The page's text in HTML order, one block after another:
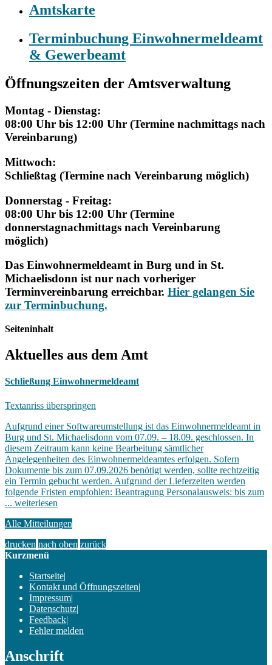
Amtskarte
Terminbuchung Einwohnermeldeamt
& Gewerbeamt
Öffnungszeiten der Amtsverwaltung
Montag - Dienstag:
08:00 Uhr bis 12:00 Uhr (Termine nachmittags nach
Vereinbarung)
Mittwoch:
Schließtag (Termine nach Vereinbarung möglich)
Donnerstag - Freitag:
08:00 Uhr bis 12:00 Uhr (Termine
donnerstagnachmittags nach Vereinbarung
möglich)
Das Einwohnermeldeamt in Burg und in St.
Michaelisdonn ist nur nach vorheriger
Terminvereinbarung erreichbar. Hier gelangen Sie
zur Terminbuchung.
Seiteninhalt
Aktuelles aus dem Amt
Schließung Einwohnermeldeamt
Textanriss überspringen
Aufgrund einer Softwareumstellung ist das Einwohnermeldeamt in
Burg und St. Michaelisdonn vom 07.09. – 18.09. geschlossen. In
diesem Zeitraum kann keine Bearbeitung sämtlicher
Angelegenheiten des Einwohnermeldeamtes erfolgen. Sofern
Dokumente bis zum 07.09.2026 benötigt werden, sollte rechtzeitig
ein Termin gebucht werden. Aufgrund der Lieferzeiten werden
folgende Fristen empfohlen: Beantragung Personalausweis: bis zum
... weiterlesen
Alle Mitteilungen
drucken nach oben zurück
Kurzmenü
Startseite|
Kontakt und Öffnungszeiten|
Impressum|
Datenschutz|
Feedback|
Fehler melden
Anschrift